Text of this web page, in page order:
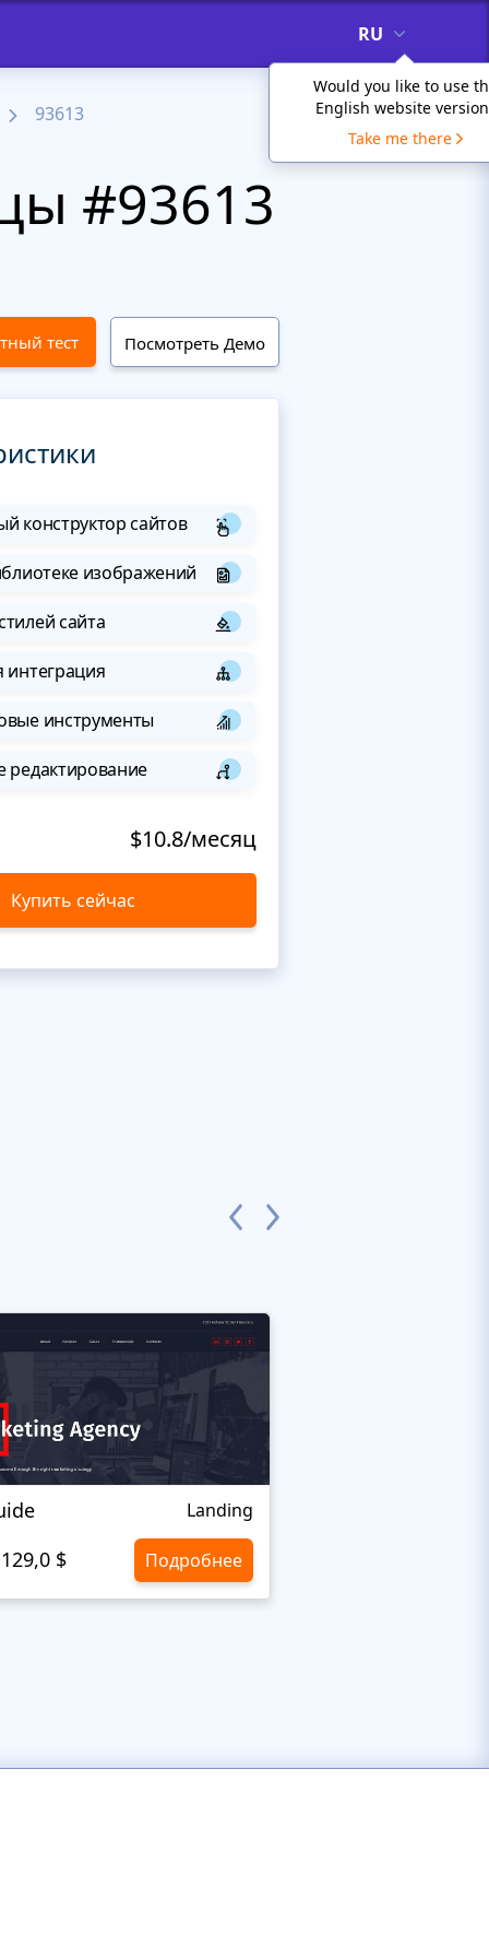
RU
Would you like to use
English website
Take me there
93613
#93613
тест Посмотреть Демо
конструктор сайтов
изображений
сайта
интеграция
инструменты
редактирование
$10.8/месяц
Купить сейчас
Landing
129,0 $ Подробнее